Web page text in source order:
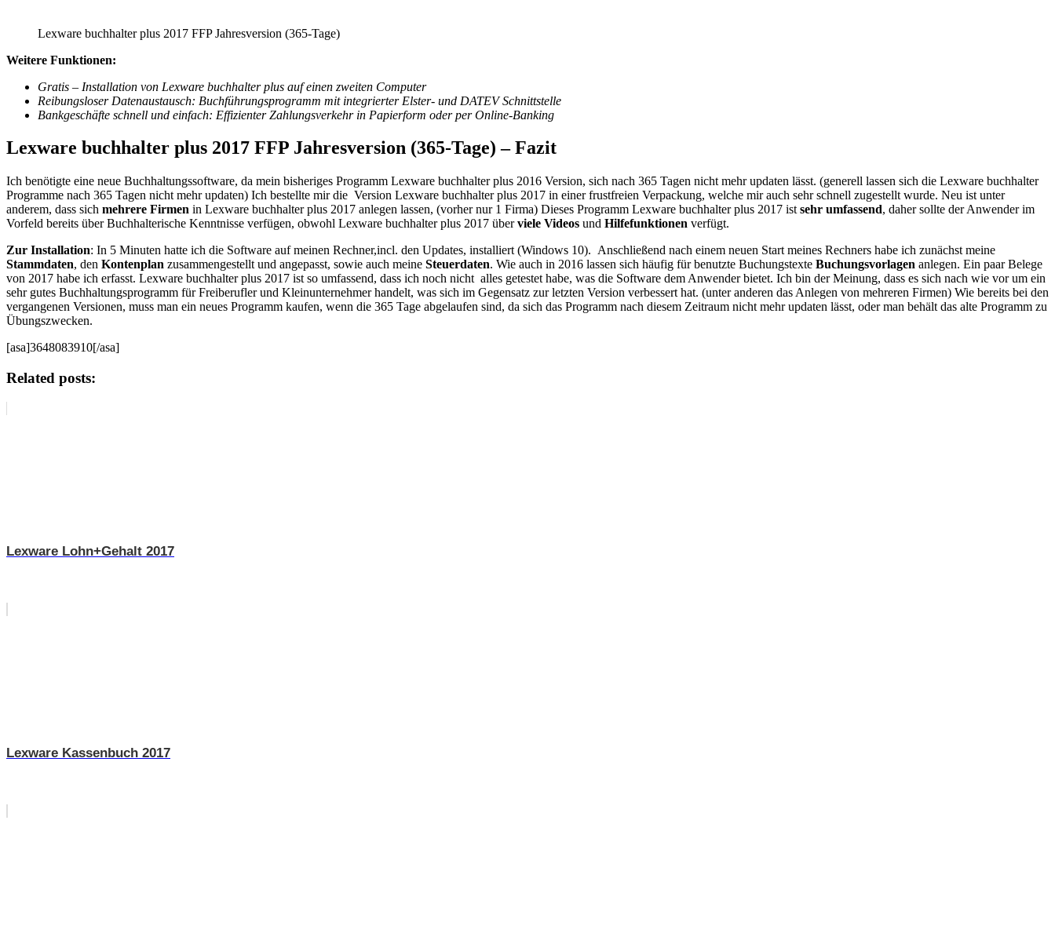
Lexware buchhalter plus 2017 FFP Jahresversion (365-Tage)
Weitere Funktionen:
Gratis – Installation von Lexware buchhalter plus auf einen zweiten Computer
Reibungsloser Datenaustausch: Buchführungsprogramm mit integrierter Elster- und DATEV Schnittstelle
Bankgeschäfte schnell und einfach: Effizienter Zahlungsverkehr in Papierform oder per Online-Banking
Lexware buchhalter plus 2017 FFP Jahresversion (365-Tage) – Fazit
Ich benötigte eine neue Buchhaltungssoftware, da mein bisheriges Programm Lexware buchhalter plus 2016 Version, sich nach 365 Tagen nicht mehr updaten lässt. (generell lassen sich die Lexware buchhalter
Programme nach 365 Tagen nicht mehr updaten) Ich bestellte mir die Version Lexware buchhalter plus 2017 in einer frustfreien Verpackung, welche mir auch sehr schnell zugestellt wurde. Neu ist unter
anderem, dass sich mehrere Firmen in Lexware buchhalter plus 2017 anlegen lassen, (vorher nur 1 Firma) Dieses Programm Lexware buchhalter plus 2017 ist sehr umfassend, daher sollte der Anwender im
Vorfeld bereits über Buchhalterische Kenntnisse verfügen, obwohl Lexware buchhalter plus 2017 überviele Videos und Hilfefunktionen verfügt.
Zur Installation: In 5 Minuten hatte ich die Software auf meinen Rechner,incl. den Updates, installiert (Windows 10). Anschließend nach einem neuen Start meines Rechners habe ich zunächst meine
Stammdaten, den Kontenplan zusammengestellt und angepasst, sowie auch meine Steuerdaten. Wie auch in 2016 lassen sich häufig für benutzte Buchungstexte Buchungsvorlagen anlegen. Ein paar Belege
von 2017 habe ich erfasst. Lexware buchhalter plus 2017 ist so umfassend, dass ich noch nicht alles getestet habe, was die Software dem Anwender bietet. Ich bin der Meinung, dass es sich nach wie vor um ein
sehr gutes Buchhaltungsprogramm für Freiberufler und Kleinunternehmer handelt, was sich im Gegensatz zur letzten Version verbessert hat. (unter anderen das Anlegen von mehreren Firmen) Wie bereits bei den
vergangenen Versionen, muss man ein neues Programm kaufen, wenn die 365 Tage abgelaufen sind, da sich das Programm nach diesem Zeitraum nicht mehr updaten lässt, oder man behält das alte Programm zu
Übungszwecken.
[asa]3648083910[/asa]
Related posts:
Lexware Lohn+Gehalt 2017
Lexware Kassenbuch 2017